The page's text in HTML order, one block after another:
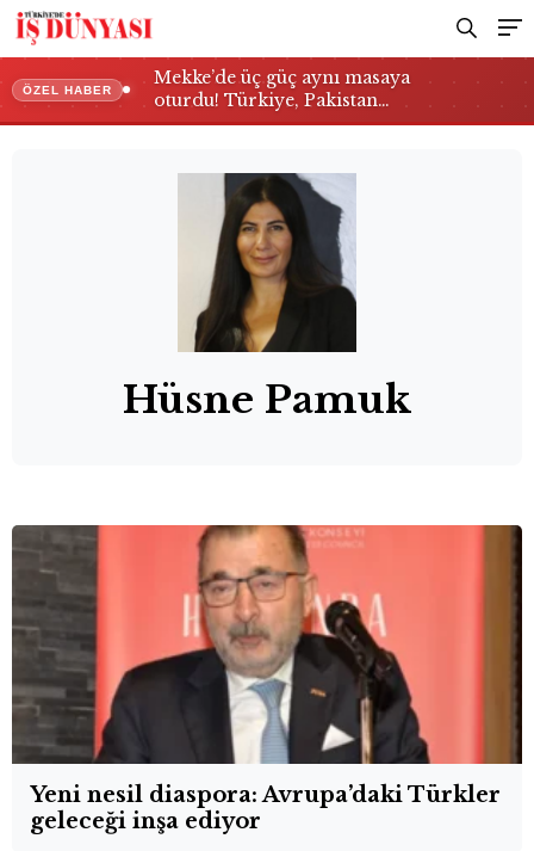
ÖZEL HABER
Mekke’de üç güç aynı masaya
oturdu! Türkiye, Pakistan…
Hüsne Pamuk
Yeni nesil diaspora: Avrupa’daki Türkler
geleceği inşa ediyor